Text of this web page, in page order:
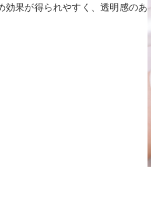
効果が得られやすく、透明感のあ